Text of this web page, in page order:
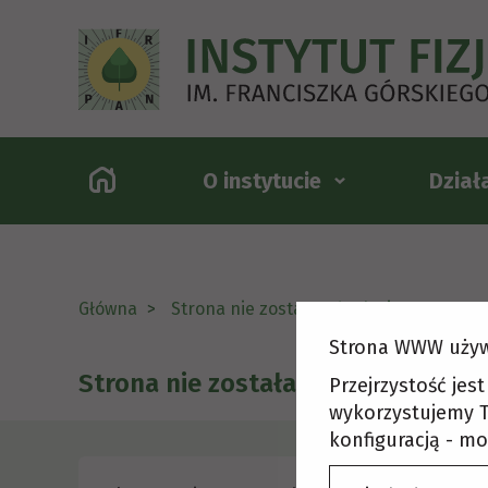
O instytucie
Główna Strona nie została odnaleziona
Strona nie została odnaleziona
Strona WWW
Przejrzystość
wykorzystujemy
konfiguracją -